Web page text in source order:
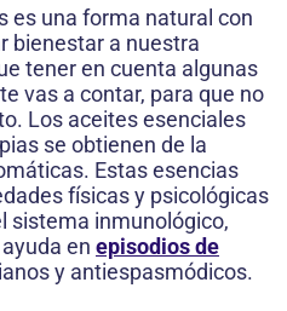
es una forma natural con
bienestar a nuestra
tener en cuenta algunas
vas a contar, para que no
Los aceites esenciales
se obtienen de la
Estas esencias
físicas y psicológicas
sistema inmunológico,
en episodios de
y antiespasmódicos.